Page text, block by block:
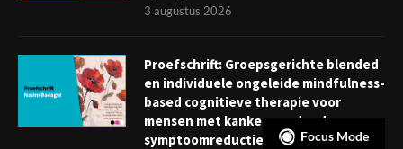
3 augustus 2026
Proefschrift: Groepsgerichte blended
en individuele ongeleide mindfulness-
based cognitieve therapie voor
mensen met kanker: verder dan
symptoomreductie
Focus Mode